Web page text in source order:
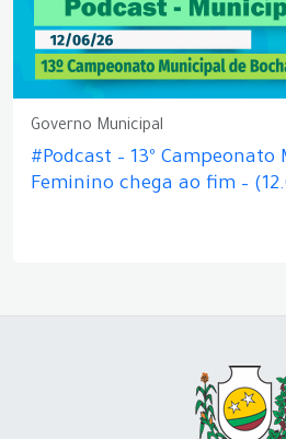
Governo Municipal
#Podcast – 13º
Feminino chega ao fim –